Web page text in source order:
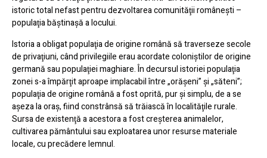
istoric total nefast pentru dezvoltarea comunităţii româneşti –
populaţia băştinaşă a locului.
Istoria a obligat populaţia de origine română să traverseze secole
de privaţiuni, când privilegiile erau acordate coloniştilor de origine
germană sau populaţiei maghiare. În decursul istoriei populaţia
zonei s-a împărţit aproape implacabil între „orăşeni” şi „săteni”;
populaţia de origine română a fost oprită, pur şi simplu, de a se
aşeza la oraş, fiind constrânsă să trăiască în localităţile rurale.
Sursa de existenţă a acestora a fost creşterea animalelor,
cultivarea pământului sau exploatarea unor resurse materiale
locale, cu precădere lemnul.